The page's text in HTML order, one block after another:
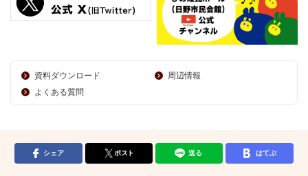
資料ダウンロード
周辺情報
よくある質問
シェア ポスト 送る はてぶ